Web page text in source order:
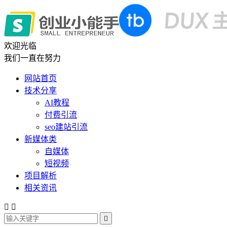
欢迎光临
我们一直在努力
网站首页
技术分享
AI教程
付费引流
seo建站引流
新媒体类
自媒体
短视频
项目解析
相关资讯
 
